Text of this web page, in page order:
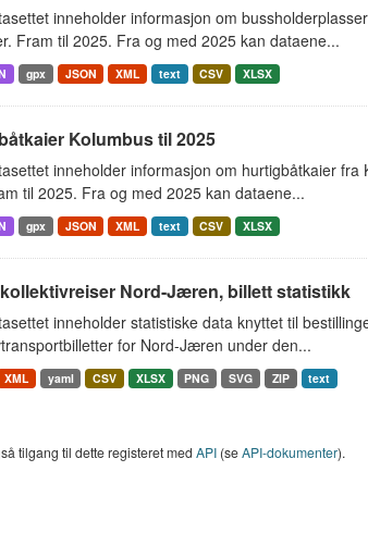
inneholder informasjon om
Fram til 2025. Fra og med 2025 kan dataene...
gpx JSON XML text CSV XLSX
Kolumbus til 2025
inneholder informasjon om hurtigbåtkaier
til 2025. Fra og med 2025 kan dataene...
gpx JSON XML text CSV XLSX
Nord-Jæren, billett statistikk
inneholder statistiske data knyttet til
for Nord-Jæren under den...
XML yaml CSV XLSX PNG SVG ZIP text
tilgang til dette registeret med API(seAPI-dokumenter).